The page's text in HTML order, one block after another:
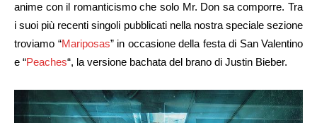
anime con il romanticismo che solo Mr. Don sa comporre. Tra
i suoi più recenti singoli pubblicati nella nostra speciale sezione
troviamo “Mariposas” in occasione della festa di San Valentino
e “Peaches“, la versione bachata del brano di Justin Bieber.